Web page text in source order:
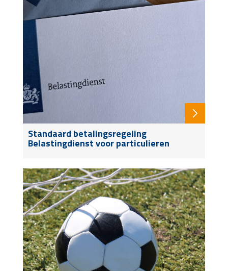
Standaard betalingsregeling
Belastingdienst voor particulieren